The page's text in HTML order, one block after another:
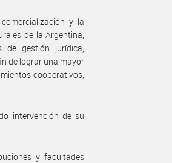
y la
de la Argentina,
de gestión jurídica,
de lograr una mayor
cooperativos,
intervención de su
y facultades